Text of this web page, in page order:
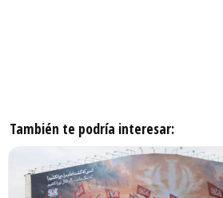
También te podría interesar: